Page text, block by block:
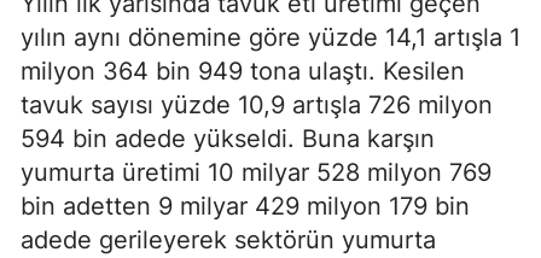
yılın aynı dönemine göre yüzde 14,1 artışla 1
milyon 364 bin 949 tona ulaştı. Kesilen
tavuk sayısı yüzde 10,9 artışla 726 milyon
594 bin adede yükseldi. Buna karşın
yumurta üretimi 10 milyar 528 milyon 769
bin adetten 9 milyar 429 milyon 179 bin
adede gerileyerek sektörün yumurta